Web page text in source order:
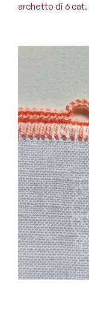
archetto di 6 cat.